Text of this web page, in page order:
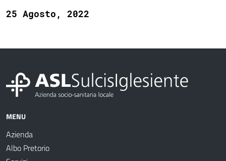
25 Agosto, 2022
MENU
Azienda
Albo Pretorio